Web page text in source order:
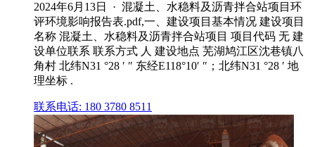
2024年6月13日 · 混凝土、水稳料及沥青拌合站项目环
评环境影响报告表.pdf,一、建设项目基本情况 建设项目
名称 混凝土、水稳料及沥青拌合站项目 项目代码 无 建
设单位联系 联系方式 人 建设地点 芜湖鸠江区沈巷镇八
角村 北纬N31 °28 ′ ″ 东经E118°10′ ″；北纬N31 °28 ′ 地
理坐标 .
联系电话: 180 3780 8511